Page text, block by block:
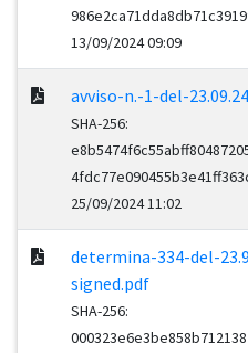
13/09/2024 09:09
avviso-n.-1-del-
SHA-256:
25/09/2024 11:02
determina-334-del-
signed.pdf
SHA-256: